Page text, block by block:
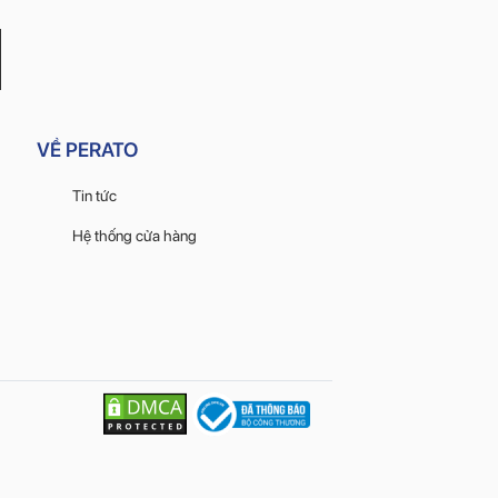
VỀ PERATO
Tin tức
Hệ thống cửa hàng